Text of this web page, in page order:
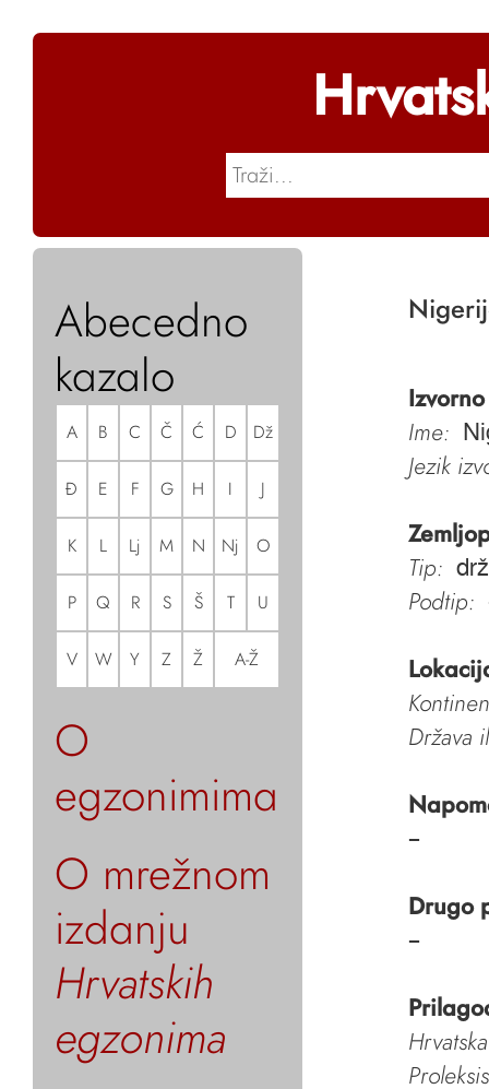
Abecedno
kazalo
A B C Č Ć D Dž
Đ E F G H I J
K L Lj M N Nj O
P Q R S Š T U
V W Y Z Ž A-Ž
O
egzonimima
O mrežnom
izdanju
Hrvatskih
egzonima
Ime:
Jezik
Tip:
Podtip:
Država
–
Drugo
–